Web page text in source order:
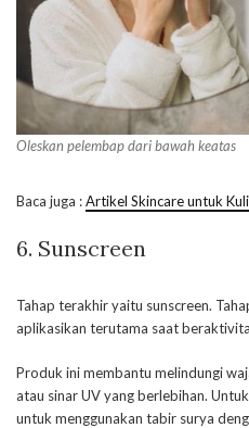
Oleskan pelembap dari bawah keatas
Baca juga :Artikel Skincare untuk
6. Sunscreen
Tahap terakhir yaitu sunscreen.
aplikasikan terutama saat
Produk ini membantu melindungi
atau sinar UV yang berlebihan.
untuk menggunakan tabir surya